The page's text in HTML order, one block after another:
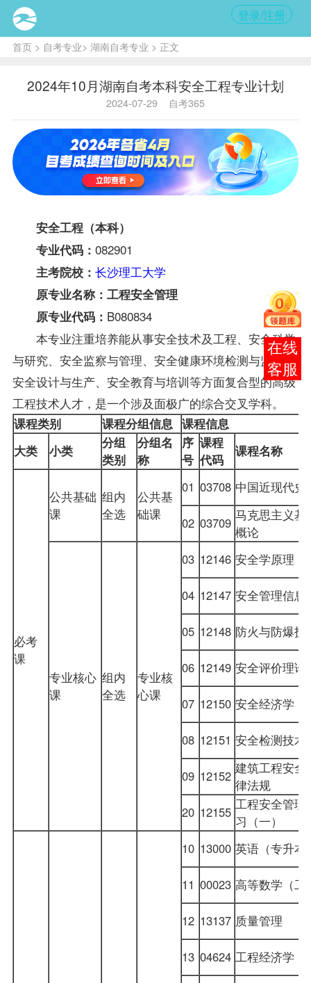
登录/注册
首页> 自考专业> 湖南自考专业 > 正文
2024年10月湖南自考本科安全工程专业计划
2024-07-29 自考365
安全工程（本科）
专业代码： 082901
主考院校： 长沙理工大学
原专业名称：工程安全管理
原专业代码： B080834
本专业注重培养能从事安全技术及工程、安全科学
与研究、安全监察与管理、安全健康环境检测与监测、
安全设计与生产、安全教育与培训等方面复合型的高级
工程技术人才，是一个涉及面极广的综合交叉学科。
课程类别 课程分组信息 课程信息
大类
小类
分组
类别
分组名
称
序
号
课程
代码
课程名称
必考
课
公共基础
课
组内
全选
公共基
础课
01 03708 中国近现代史
02 03709 马克思主义基
概论
专业核心
课
组内
全选
专业核
心课
03 12146 安全学原理
04 12147 安全管理信息
05 12148 防火与防爆技
06 12149 安全评价理论
07 12150 安全经济学
08 12151 安全检测技术
09 12152 建筑工程安全
律法规
20 12155 工程安全管理
习（一）
10 13000 英语（专升本
11 00023 高等数学（工
12 13137 质量管理
13 04624 工程经济学
报考
咨询